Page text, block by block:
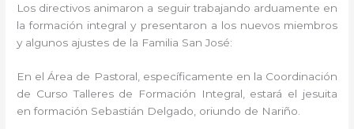
Los directivos animaron a seguir trabajando arduamente en
la formación integral y presentaron a los nuevos miembros
y algunos ajustes de la Familia San José:
En el Área de Pastoral, específicamente en la Coordinación
de Curso Talleres de Formación Integral, estará el jesuita
en formación Sebastián Delgado, oriundo de Nariño.